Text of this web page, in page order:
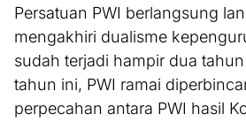
Persatuan PWI berlangsung
mengakhiri dualisme
sudah terjadi hampir dua
tahun ini, PWI ramai
perpecahan antara PWI hasil